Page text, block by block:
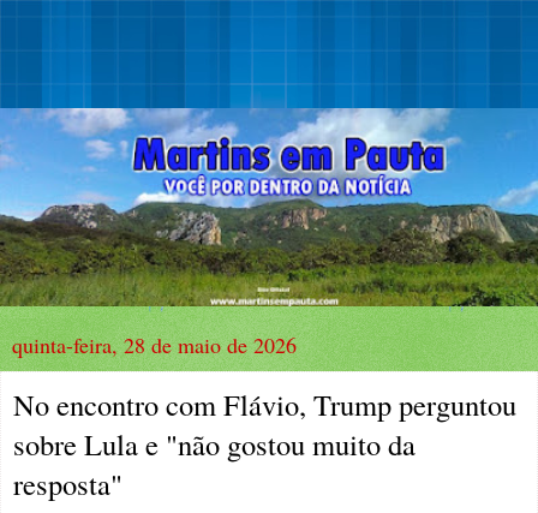
quinta-feira, 28 de maio de 2026
No encontro com Flávio, Trump perguntou
sobre Lula e "não gostou muito da
resposta"